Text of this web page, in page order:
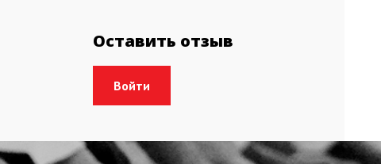
Оставить отзыв